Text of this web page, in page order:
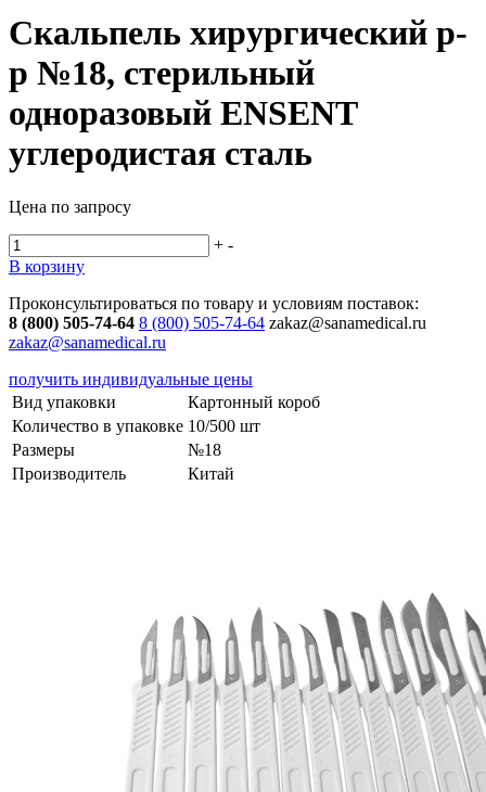
Скальпель хирургический р-
р №18, стерильный
одноразовый ENSENT
углеродистая сталь
Цена по запросу
+ -
В корзину
Проконсультироваться по товару и условиям поставок:
8 (800) 505-74-64 8 (800) 505-74-64 zakaz@sanamedical.ru
zakaz@sanamedical.ru
получить индивидуальные цены
Вид упаковки
Картонный короб
Количество в упаковке 10/500 шт
Размеры
№18
Производитель
Китай